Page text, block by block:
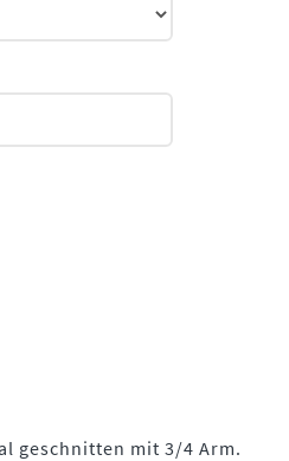
geschnitten mit 3/4 Arm.